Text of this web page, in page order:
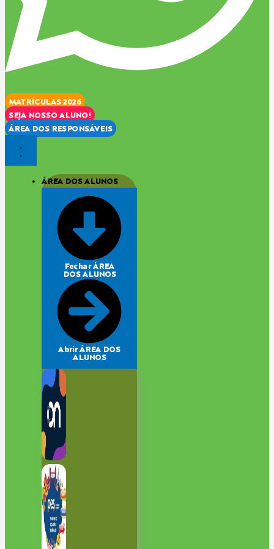
MATRÍCULAS 2026
SEJA NOSSO ALUNO!
ÁREA DOS RESPONSÁVEIS
ÁREA DOS ALUNOS
Fechar ÁREA
DOS ALUNOS
Abrir ÁREA DOS
ALUNOS